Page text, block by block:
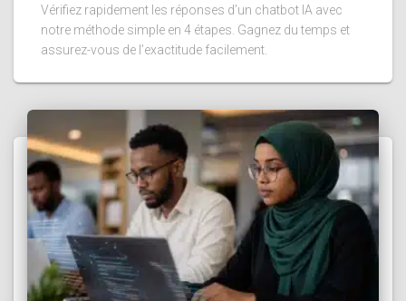
Vérifiez rapidement les réponses d’un chatbot IA avec
notre méthode simple en 4 étapes. Gagnez du temps et
assurez-vous de l’exactitude facilement.